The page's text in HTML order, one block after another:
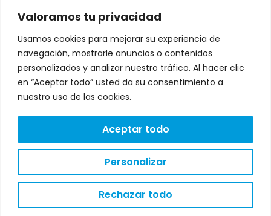
Valoramos tu privacidad
Usamos cookies para mejorar su experiencia de
navegación, mostrarle anuncios o contenidos
personalizados y analizar nuestro tráfico. Al hacer clic
en “Aceptar todo” usted da su consentimiento a
nuestro uso de las cookies.
Personalizar
Rechazar todo
Aceptar todo
L
i
n
e
n
T
w
i
t
DIRECCIÓN:
Avenida de Fernando de Casas
Novoa 37 Edificio CNL. Portal A-B.
Compostela, A Coruña
CONTACTO:
602 24 71 49
AVISO LEGAL
POLÍTICA DE PRIVACIDAD
POLÍTICA DE COOKIES